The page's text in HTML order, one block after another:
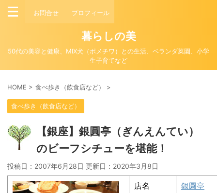
お問合せ プロフィール
暮らしの美
50代の美容と健康、MIX犬（ポメチワ）との生活、ベランダ菜園、小学
生子育てなど
HOME > 食べ歩き（飲食店など） >
食べ歩き（飲食店など）
【銀座】銀圓亭（ぎんえんてい）
のビーフシチューを堪能！
投稿日：2007年6月28日 更新日： 2020年3月8日
店名 銀圓亭